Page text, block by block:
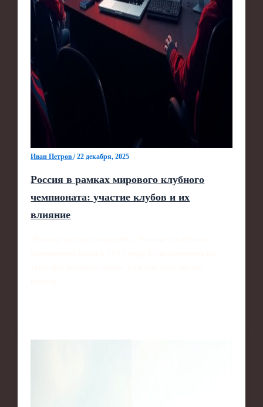
Иван Петров/22 декабря, 2025
Россия в рамках мирового клубного
чемпионата: участие клубов и их
влияние